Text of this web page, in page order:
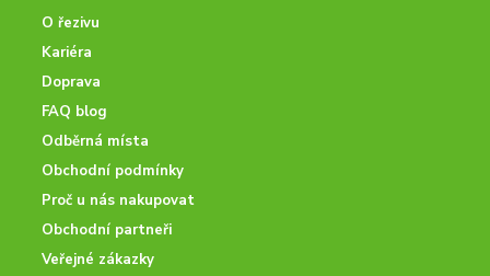
O řezivu
Kariéra
Doprava
FAQ blog
Odběrná místa
Obchodní podmínky
Proč u nás nakupovat
Obchodní partneři
Veřejné zákazky